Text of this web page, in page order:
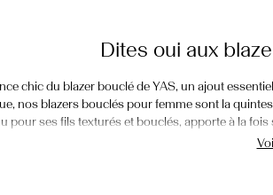
Dites oui aux
chic du blazer bouclé de YAS, un ajout
nos blazers bouclés pour femme sont la
pour ses fils texturés et bouclés, apporte à la
qui fait la renommée de YAS, et